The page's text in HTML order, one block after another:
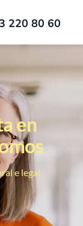
220 80 60
en
e legal